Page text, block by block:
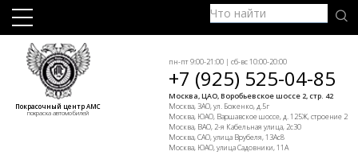
Покрасочный центр АМС
покраска автомобилей
пн-пт 9:00-21:00 | сб-вс 10:00-20:00
+7 (925) 525-04-85
Москва, ЦАО, Воробьевское шоссе 2, стр. 42
Москва, ЗАО, ул. Боженко, д.5г
Москва, ЮАО, Варшавское шоссе, д. 125Ж, строение 2
Москва, ВАО, 2-я Кабельная улица, 2с30
Москва, САО, улица Врубеля, 13Ас8
Москва, ЮАО, улица Садовники, 11А